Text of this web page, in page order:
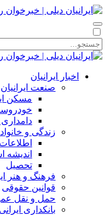
اخبار ایرانیان
صنعت ایرانیان
مسکن
زندگی و
اندیشه
تحصیل
فرهنگ و هنر
قوانین حقوقی
حمل و نقل
بانکداری ایرانی